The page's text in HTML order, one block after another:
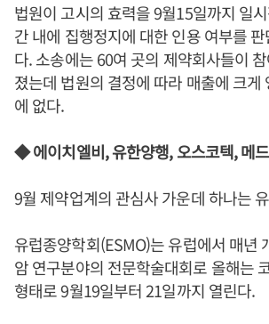
법원이 고시의 효력을 9월15일까지 일
간 내에 집행정지에 대한 인용 여부를
다. 소송에는 60여 곳의 제약회사들이
졌는데 법원의 결정에 따라 매출에 크게
에 없다.
◆ 에이치엘비, 유한양행, 오스코텍, 메
9월 제약업계의 관심사 가운데 하나는
유럽종양학회(ESMO)는 유럽에서 매년
암 연구분야의 전문학술대회로 올해는
형태로 9월19일부터 21일까지 열린다.